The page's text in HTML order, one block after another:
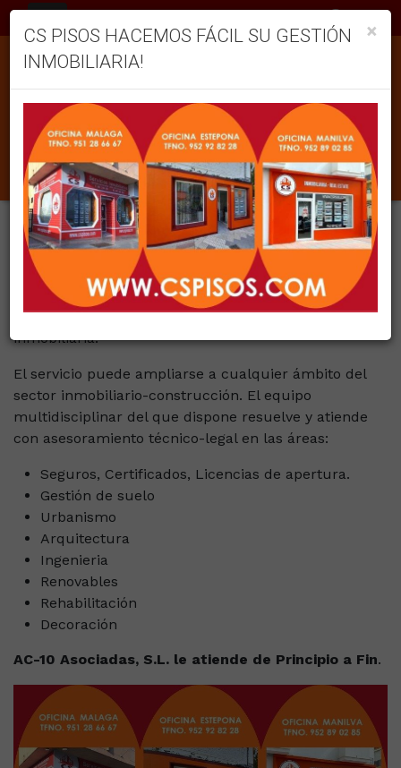
CONSECUENTES CON LA
ATENCIÓN INTEGRAL, ...
Somos consecuentes con la atención integral al
cliente los servicios prestados por AC-10 Asociadas,
nuestros Servicios Inmobiliarios, son completos,
ocupándonos de todas las gestiones directas o
indirectas que necesite el cliente para financiar,
formalizar, legalizar e inscribir cualquier operación
inmobiliaria.
El servicio puede ampliarse a cualquier ámbito del
sector inmobiliario-construcción. El equipo
multidisciplinar del que dispone resuelve y atiende
con asesoramiento técnico-legal en las áreas:
Seguros, Certificados, Licencias de apertura.
Gestión de suelo
Urbanismo
Arquitectura
Ingenieria
Renovables
Rehabilitación
Decoración
AC-10 Asociadas, S.L. le atiende de Principio a Fin.
×
CS PISOS HACEMOS FÁCIL SU GESTIÓN
INMOBILIARIA!